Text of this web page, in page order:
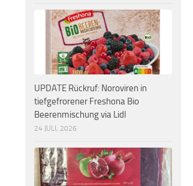
UPDATE Rückruf: Noroviren in
tiefgefrorener Freshona Bio
Beerenmischung via Lidl
24 JULI, 2026